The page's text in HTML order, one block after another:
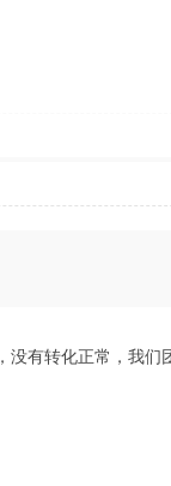
有转化正常，我们